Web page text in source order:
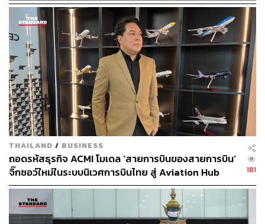
สำหรับประเด็นที่มีผู้โดยสารเกินจำนวนที่นั่งของเครื่อง
บิน ซึ่งเป็นประเด็นที่เกี่ยวข้องกับเรื่องความปลอดภัยนั้น
CAAT ได้สั่งการให้สายการบิน Thai VietJet ชี้แจงราย
ละเอียด เพื่อให้ CAAT ดำเนินการตรวจสอบต่อไป
ทั้งนี้ ผู้โดยสารสามารถติดต่อสายการบิน Thai VietJet เพื่อ
แจ้งความประสงค์และขอรับค่าชดเชยได้โดยตรง แต่หากมี
ข้อขัดข้องสามารถร้องเรียนได้ที่เว็บไซต์ caat.or.th/complaint
CAAT จะตรวจสอบหลักฐานการดูแลผู้โดยสารของสายการ
บินในทุกเที่ยวบิน หากตรวจสอบพบว่ามีการปฏิบัติที่ไม่เป็นไป
ตามประกาศกระทรวงคมนาคม หรือมีผู้โดยสารร้องเรียนว่า
ไม่ได้รับการดูแล จะถูกพิจารณาความผิดและดำเนินการตาม
ที่บัญญัติไว้ใน พ.ร.บ.การเดินอากาศฯ อย่างเคร่งครัดต่อไป
THAILAND / BUSINESS
ถอดรหัสธุรกิจ ACMI โมเดล ‘สายการบินของสายการบิน’
จิ๊กซอว์ใหม่ในระบบนิเวศการบินไทย สู่ Aviation Hub
ของภูมิภาค
181